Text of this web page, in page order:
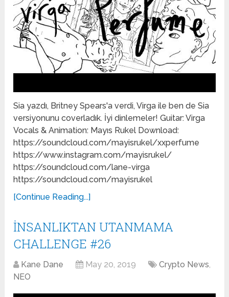
Sia yazdı, Britney Spears'a verdi, Virga ile ben de Sia
versiyonunu coverladık. İyi dinlemeler! Guitar: Virga
Vocals & Animation: Mayıs Rukel Download:
https://soundcloud.com/mayisrukel/xxperfume
https://www.instagram.com/mayisrukel/
https://soundcloud.com/lane-virga
https://soundcloud.com/mayisrukel
[Continue Reading...]
İNSANLIKTAN UTANMAMA
CHALLENGE #26
Kane Dane May 20, 2019 Crypto News,
NEO